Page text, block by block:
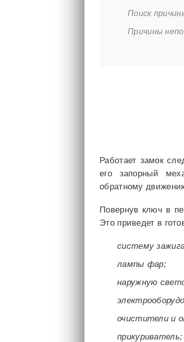
Поиск
Причины
Работает замок
его запорный
обратному
Повернув ключ в
Это приведет в
систему
лампы фар;
наружную
очистители и
прикуриватель;